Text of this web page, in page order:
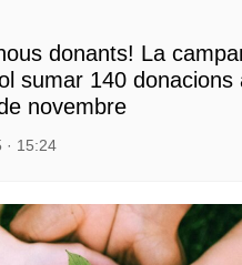
donants! La
sumar 140 donacions
novembre
· 15:24